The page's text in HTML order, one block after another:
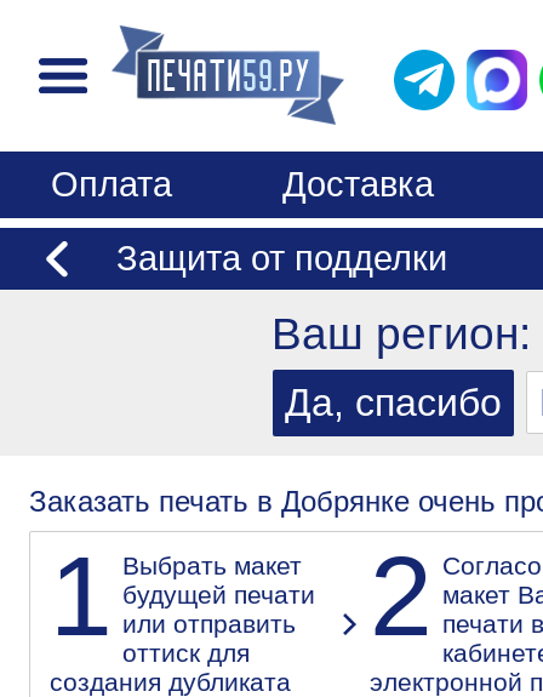
Оплата
Доставка
Защита от подделки
Ваш регион:
Заказать печать в Добрянке очень
1 Выбрать макет
будущей печати
или отправить
оттиск для
создания дубликата
2
макет
печати
электронной